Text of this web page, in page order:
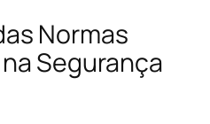
Normas
Segurança